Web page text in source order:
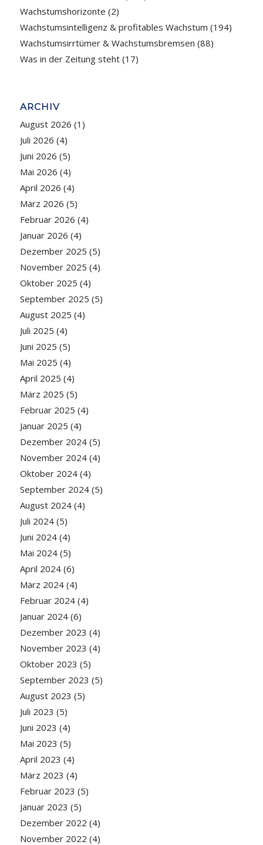
Wachstumshorizonte (2)
Wachstumsintelligenz & profitables Wachstum (194)
Wachstumsirrtümer & Wachstumsbremsen (88)
Was in der Zeitung steht(17)
ARCHIV
August 2026 (1)
Juli 2026 (4)
Juni 2026 (5)
Mai 2026 (4)
April 2026 (4)
März 2026 (5)
Februar 2026 (4)
Januar 2026 (4)
Dezember 2025 (5)
November 2025 (4)
Oktober 2025 (4)
September 2025 (5)
August 2025 (4)
Juli 2025 (4)
Juni 2025 (5)
Mai 2025 (4)
April 2025 (4)
März 2025 (5)
Februar 2025 (4)
Januar 2025 (4)
Dezember 2024(5)
November 2024(4)
Oktober 2024(4)
September 2024(5)
August 2024(4)
Juli 2024(5)
Juni 2024(4)
Mai 2024(5)
April 2024(6)
März 2024(4)
Februar 2024(4)
Januar 2024(6)
Dezember 2023 (4)
November 2023 (4)
Oktober 2023 (5)
September 2023 (5)
August 2023 (5)
Juli 2023 (5)
Juni 2023 (4)
Mai 2023 (5)
April 2023 (4)
März 2023 (4)
Februar 2023 (5)
Januar 2023 (5)
Dezember 2022 (4)
November 2022 (4)